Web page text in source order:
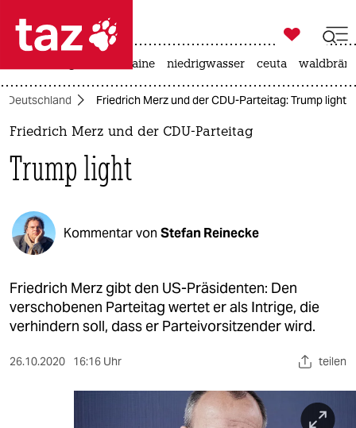
 taz zahl ich
taz zahl ich
politik
öko
gesellschaft
kultur
sport
berlin

taz zahl ich
krieg in der ukraine niedrigwasser ceuta
Deutschland Friedrich Merz und der CDU-Parteitag: Trump light
Friedrich Merz und der CDU-Parteitag
Trump light
Kommentar von Stefan Reinecke
Friedrich Merz gibt den US-Präsidenten: Den
verschobenen Parteitag wertet er als Intrige, die
verhindern soll, dass er Parteivorsitzender wird.
26.10.2020 16:16 Uhr teilen